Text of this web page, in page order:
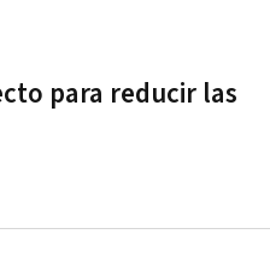
para reducir las